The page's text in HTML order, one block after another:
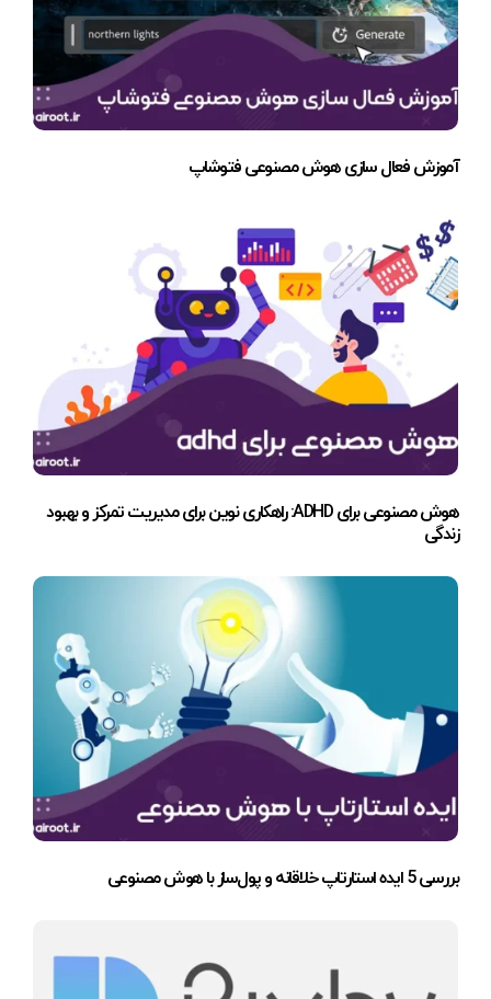
آموزش فعال سازی هوش مصنوعی فتوشاپ
هوش مصنوعی برای ADHD: راهکاری نوین برای مدیریت تمرکز و بهبود
زندگی
بررسی 5 ایده استارتاپ خلاقانه و پول‌ساز با هوش مصنوعی